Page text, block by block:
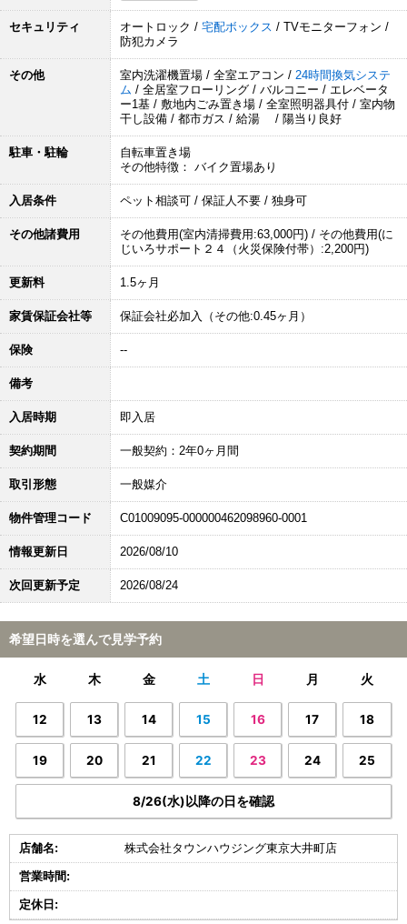
セキュリティ オートロック / 宅配ボックス / TVモニターフォン /
防犯カメラ
その他 室内洗濯機置場 / 全室エアコン / 24時間換気システ
ム / 全居室フローリング / バルコニー / エレベータ
ー1基 / 敷地内ごみ置き場 / 全室照明器具付 / 室内物
干し設備 / 都市ガス / 給湯 / 陽当り良好
駐車・駐輪
自転車置き場
その他特徴： バイク置場あり
入居条件 ペット相談可 / 保証人不要 / 独身可
その他諸費用
その他費用(室内清掃費用:63,000円) / その他費用(に
じいろサポート２４（火災保険付帯）:2,200円)
更新料 1.5ヶ月
家賃保証会社等 保証会社必加入（その他:0.45ヶ月）
保険 --
備考
入居時期 即入居
契約期間 一般契約：2年0ヶ月間
取引形態 一般媒介
物件管理コード C01009095-000000462098960-0001
情報更新日 2026/08/10
次回更新予定 2026/08/24
希望日時を選んで見学予約
水 木 金 土 日 月 火
12 13 14 15 16 17 18
19 20 21 22 23 24 25
8/26(水)以降の日を確認
店舗名: 株式会社タウンハウジング東京大井町店
営業時間:
定休日: